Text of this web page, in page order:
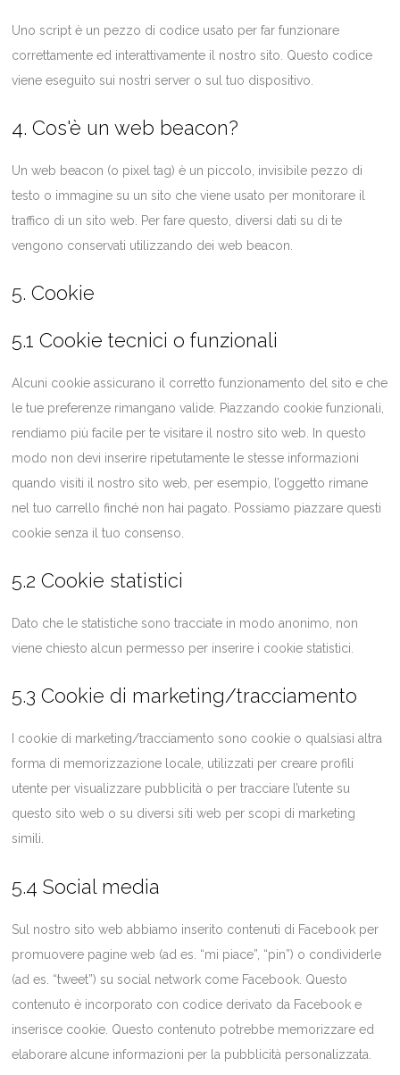
Uno script è un pezzo di codice usato per far funzionare
correttamente ed interattivamente il nostro sito. Questo codice
viene eseguito sui nostri server o sul tuo dispositivo.
4. Cos'è un web beacon?
Un web beacon (o pixel tag) è un piccolo, invisibile pezzo di
testo o immagine su un sito che viene usato per monitorare il
traffico di un sito web. Per fare questo, diversi dati su di te
vengono conservati utilizzando dei web beacon.
5. Cookie
5.1 Cookie tecnici o funzionali
Alcuni cookie assicurano il corretto funzionamento del sito e che
le tue preferenze rimangano valide. Piazzando cookie funzionali,
rendiamo più facile per te visitare il nostro sito web. In questo
modo non devi inserire ripetutamente le stesse informazioni
quando visiti il nostro sito web, per esempio, l’oggetto rimane
nel tuo carrello finché non hai pagato. Possiamo piazzare questi
cookie senza il tuo consenso.
5.2 Cookie statistici
Dato che le statistiche sono tracciate in modo anonimo, non
viene chiesto alcun permesso per inserire i cookie statistici.
5.3 Cookie di marketing/tracciamento
I cookie di marketing/tracciamento sono cookie o qualsiasi altra
forma di memorizzazione locale, utilizzati per creare profili
utente per visualizzare pubblicità o per tracciare l’utente su
questo sito web o su diversi siti web per scopi di marketing
simili.
5.4 Social media
Sul nostro sito web abbiamo inserito contenuti di Facebook per
promuovere pagine web (ad es. “mi piace”, “pin”) o condividerle
(ad es. “tweet”) su social network come Facebook. Questo
contenuto è incorporato con codice derivato da Facebook e
inserisce cookie. Questo contenuto potrebbe memorizzare ed
elaborare alcune informazioni per la pubblicità personalizzata.